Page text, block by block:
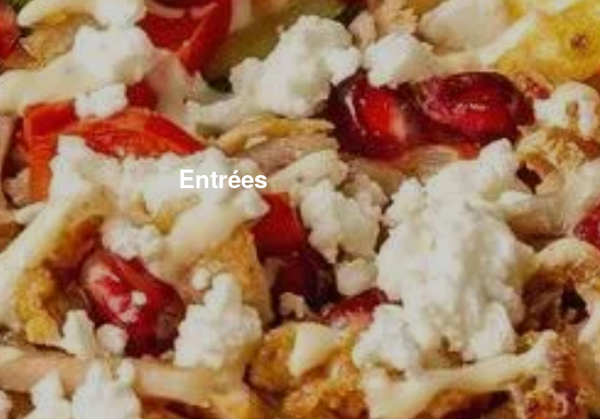
Entrées